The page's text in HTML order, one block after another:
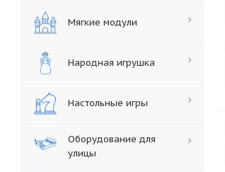
Мягкие модули
Народная игрушка
Настольные игры
Оборудование для
улицы